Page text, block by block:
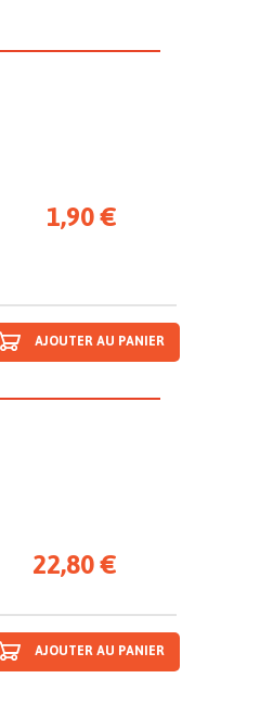
1,90 €
AJOUTER AU PANIER
22,80 €
AJOUTER AU PANIER